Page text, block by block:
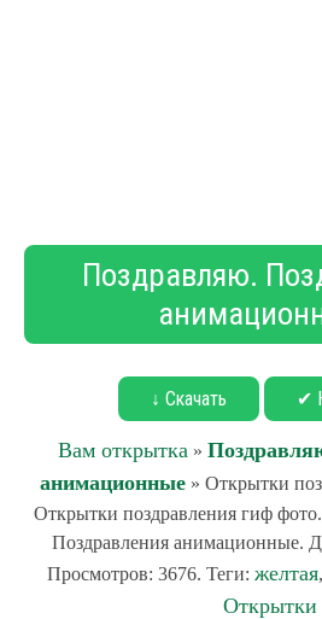
Поздравляю.
↓ Скачать ✔
Вам открытка »
анимационные » Открытки
Открытки поздравления гиф
Поздравления анимационные.
Просмотров: 3676. Теги: желтая,
Открытки